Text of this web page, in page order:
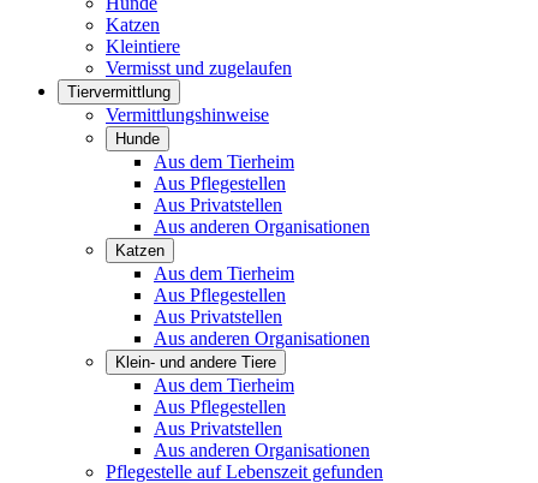
Katzen
Kleintiere
Vermisst und zugelaufen
Tiervermittlung
Vermittlungshinweise
Hunde
Aus dem Tierheim
Aus Pflegestellen
Aus Privatstellen
Aus anderen Organisationen
Katzen
Aus dem Tierheim
Aus Pflegestellen
Aus Privatstellen
Aus anderen Organisationen
Klein- und andere Tiere
Aus dem Tierheim
Aus Pflegestellen
Aus Privatstellen
Aus anderen Organisationen
Pflegestelle auf Lebenszeit gefunden